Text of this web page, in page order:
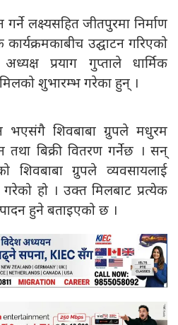
गर्ने लक्ष्यसहित जीतपुरमा निर्माण
उद्घाटन गरिएको
प्रयाग गुप्ताले धार्मिक
शुभारम्भ गरेका हुन् ।
भएसंगै शिवबाबा ग्रुपले मधुरम
तथा बिक्री वितरण गर्नेछ । सन्
शिवबाबा ग्रुपले व्यवसायलाई
गरेको हो । उक्त मिलबाट प्रत्येक
हुने बताइएको छ ।